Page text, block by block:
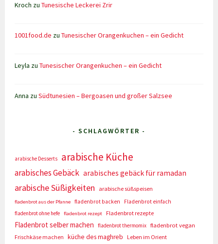
Kroch zuTunesische Leckerei Zrir
1001food.de zuTunesischer Orangenkuchen – ein Gedicht
Leyla zuTunesischer Orangenkuchen – ein Gedicht
Anna zuSüdtunesien – Bergoasen und großer Salzsee
- SCHLAGWÖRTER -
arabische Desserts arabische Küche
arabisches Gebäck arabisches gebäck für ramadan
arabische Süßigkeiten arabische süßspeisen
fladenbrot aus der Pfanne fladenbrot backen
Fladenbrot einfach
fladenbrot ohne hefe
fladenbrot rezept Fladenbrot rezepte
Fladenbrot selber machen fladenbrot thermomix fladenbrot vegan
Frischkäse machen
küche des maghreb
Leben im Orient